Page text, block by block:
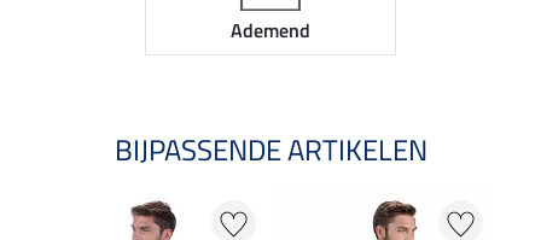
Ademend
BIJPASSENDE ARTIKELEN